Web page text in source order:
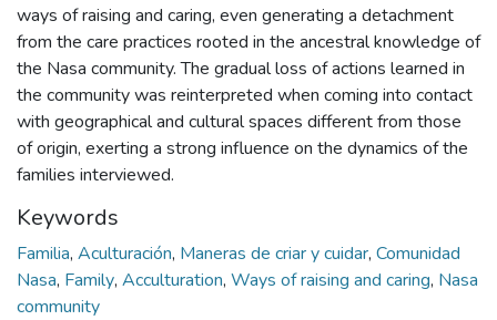
ways of raising and caring, even generating a detachment
from the care practices rooted in the ancestral knowledge of
the Nasa community. The gradual loss of actions learned in
the community was reinterpreted when coming into contact
with geographical and cultural spaces different from those
of origin, exerting a strong influence on the dynamics of the
families interviewed.
Keywords
Familia, Aculturación, Maneras de criar y cuidar, Comunidad
Nasa, Family, Acculturation, Ways of raising and caring, Nasa
community